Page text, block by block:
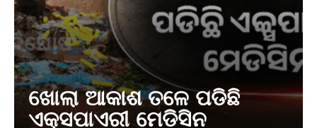
ଖୋଲା ଆକାଶ ତଳେ ପଡିଛି
ଏକ୍ସପାଏରୀ ମେଡିସିନ